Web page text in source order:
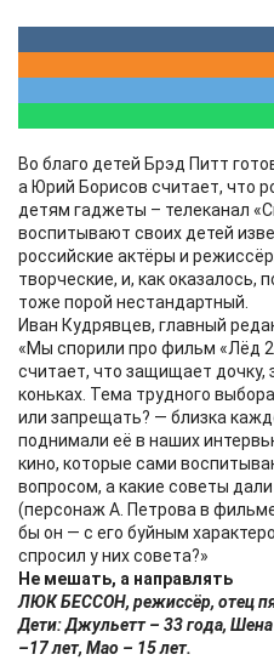
Во благо детей Брэд Питт
а Юрий Борисов считает, что
детям гаджеты – телеканал
воспитывают своих детей
российские актёры и
творческие, и, как оказалось,
тоже порой нестандартный.
Иван Кудрявцев, главный
«Мы спорили про фильм «Лёд
считает, что защищает дочку,
коньках. Тема трудного
или запрещать? — близка
поднимали её в наших
кино, которые сами
вопросом, а какие советы
(персонаж А. Петрова в
бы он — с его буйным
спросил у них совета?»
Не мешать, а направлять
ЛЮК БЕССОН, режиссёр, отец
Дети: Джульетт – 33 года, Шена
–17 лет, Мао – 15 лет.